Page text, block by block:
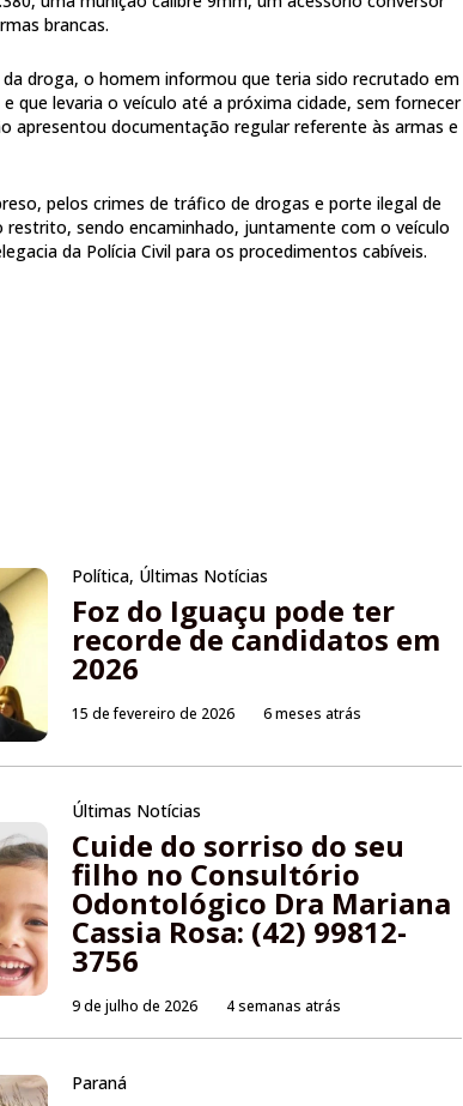
brancas.
droga, o homem informou que teria sido recrutado em
que levaria o veículo até a próxima cidade, sem fornecer
apresentou documentação regular referente às armas e
pelos crimes de tráfico de drogas e porte ilegal de
sendo encaminhado, juntamente com o veículo
da Polícia Civil para os procedimentos cabíveis.
Política, Últimas Notícias
Foz do Iguaçu pode ter
recorde de candidatos em
2026
15 de fevereiro de 2026 6 meses atrás
Últimas Notícias
Cuide do sorriso do seu
filho no Consultório
Odontológico Dra Mariana
Cassia Rosa: (42) 99812-
3756
9 de julho de 2026 4 semanas atrás
Paraná